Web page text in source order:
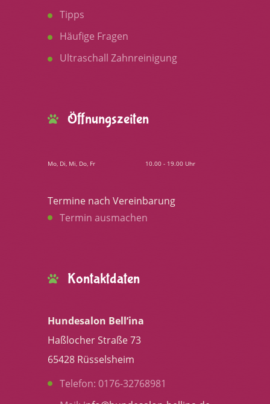
Tipps
Häufige Fragen
Ultraschall Zahnreinigung
Öffnungszeiten
Mo, Di, Mi, Do, Fr 10.00 - 19.00 Uhr
Termine nach Vereinbarung
Termin ausmachen
Kontaktdaten
Hundesalon Bell’ina
Haßlocher Straße 73
65428 Rüsselsheim
Telefon: 0176-32768981